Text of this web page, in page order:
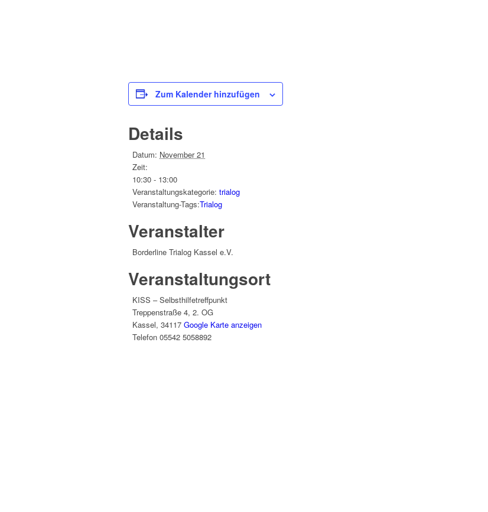
Zum Kalender hinzufügen
Details
Datum: November 21
Zeit:
10:30 - 13:00
Veranstaltungskategorie: trialog
Veranstaltung-Tags:Trialog
Veranstalter
Borderline Trialog Kassel e.V.
Veranstaltungsort
KISS – Selbsthilfetreffpunkt
Treppenstraße 4, 2. OG
Kassel, 34117 Google Karte anzeigen
Telefon 05542 5058892